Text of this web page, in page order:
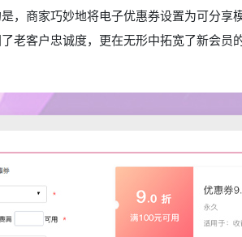
，商家巧妙地将电子优惠券设置为可分
老客户忠诚度，更在无形中拓宽了新会